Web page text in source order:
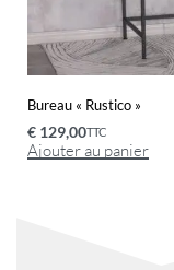
Bureau « Rustico »
€ 129,00TTC
Ajouter au panier